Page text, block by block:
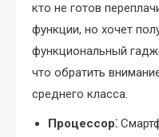
кто не готов
функции, но хочет
функциональный
что обратить
среднего класса.
Процессор⁚